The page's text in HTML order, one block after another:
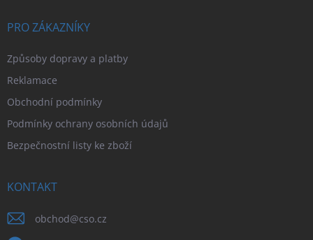
PRO ZÁKAZNÍKY
Způsoby dopravy a platby
Reklamace
Obchodní podmínky
Podmínky ochrany osobních údajů
Bezpečnostní listy ke zboží
KONTAKT
obchod@cso.cz